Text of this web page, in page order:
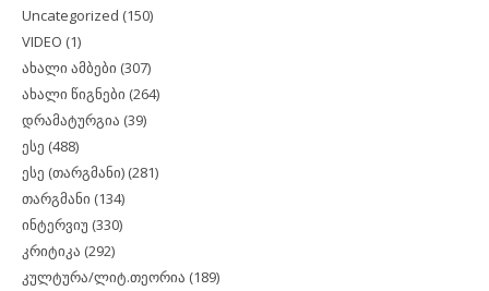
Uncategorized (150)
VIDEO (1)
ახალი ამბები (307)
ახალი წიგნები (264)
დრამატურგია (39)
ესე (488)
ესე (თარგმანი) (281)
თარგმანი (134)
ინტერვიუ (330)
კრიტიკა (292)
კულტურა/ლიტ.თეორია (189)